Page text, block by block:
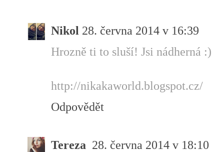
Nikol 28. června 2014 v 16:39
Hrozně ti to sluší! Jsi nádherná :)
http://nikakaworld.blogspot.cz/
Odpovědět
Tereza 28. června 2014 v 18:10